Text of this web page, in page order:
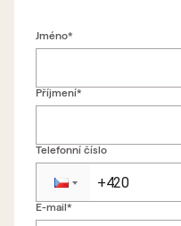
Zpět
Jméno*
Příjmení*
Telefonní číslo
E-mail*